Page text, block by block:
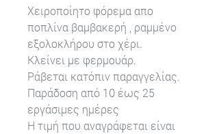
Χειροποίητο φόρεμα απο
ποπλίνα βαμβακερή , ραμμένο
εξολοκλήρου στο χέρι.
Κλείνει με φερμουάρ.
Ράβεται κατόπιν παραγγελίας.
Παράδοση από 10 έως 25
εργάσιμες ημέρες
Η τιμή που αναγράφεται είναι